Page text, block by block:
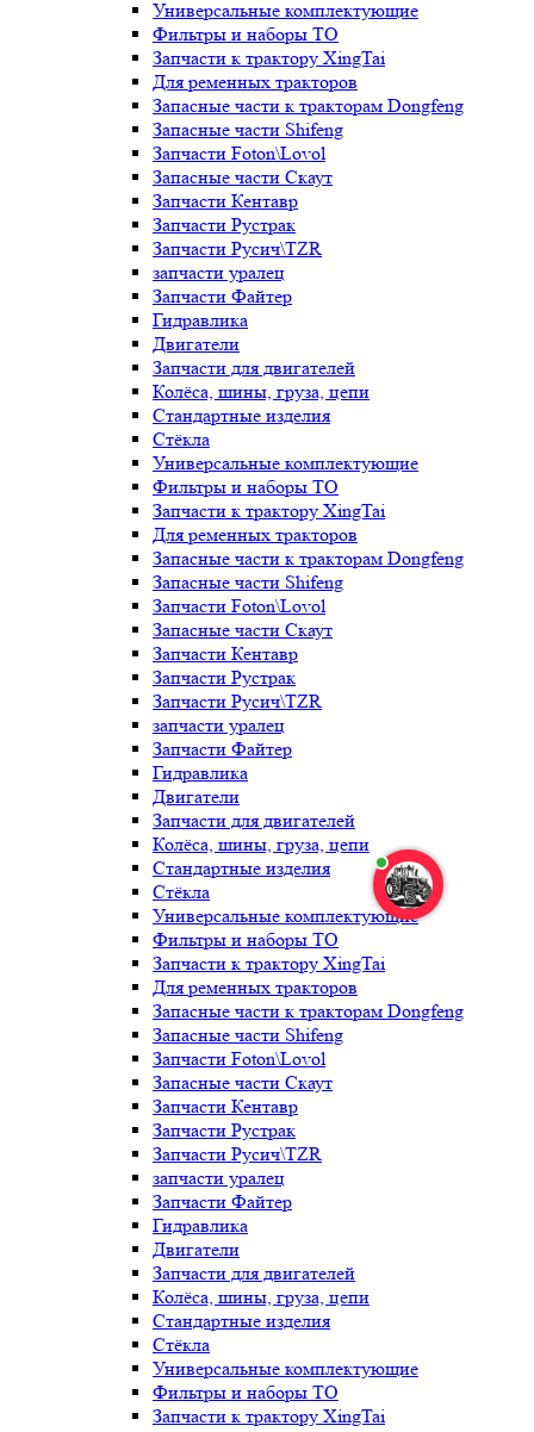
Универсальные комплектующие
Фильтры и наборы ТО
Запчасти к трактору XingTai
Для ременных тракторов
Запасные части к тракторам Dongfeng
Запасные части Shifeng
Запчасти Foton\Lovol
Запасные части Скаут
Запчасти Кентавр
Запчасти Рустрак
Запчасти Русич\TZR
запчасти уралец
Запчасти Файтер
Гидравлика
Двигатели
Запчасти для двигателей
Колёса, шины, груза, цепи
Стандартные изделия
Стёкла
Универсальные комплектующие
Фильтры и наборы ТО
Запчасти к трактору XingTai
Для ременных тракторов
Запасные части к тракторам Dongfeng
Запасные части Shifeng
Запчасти Foton\Lovol
Запасные части Скаут
Запчасти Кентавр
Запчасти Рустрак
Запчасти Русич\TZR
запчасти уралец
Запчасти Файтер
Гидравлика
Двигатели
Запчасти для двигателей
Колёса, шины, груза, цепи
Стандартные изделия
Стёкла
Универсальные комплектующие
Фильтры и наборы ТО
Запчасти к трактору XingTai
Для ременных тракторов
Запасные части к тракторам Dongfeng
Запасные части Shifeng
Запчасти Foton\Lovol
Запасные части Скаут
Запчасти Кентавр
Запчасти Рустрак
Запчасти Русич\TZR
запчасти уралец
Запчасти Файтер
Гидравлика
Двигатели
Запчасти для двигателей
Колёса, шины, груза, цепи
Стандартные изделия
Стёкла
Универсальные комплектующие
Фильтры и наборы ТО
Запчасти к трактору XingTai